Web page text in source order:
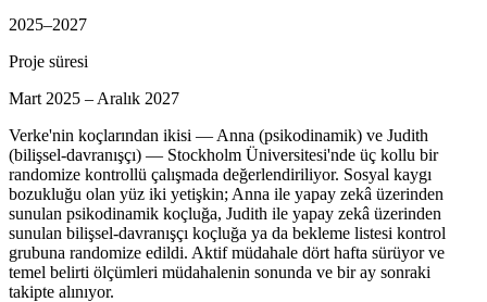
2025–2027
Proje süresi
Mart 2025 – Aralık 2027
Verke'nin koçlarından ikisi — Anna (psikodinamik) ve Judith
(bilişsel-davranışçı) — Stockholm Üniversitesi'nde üç kollu bir
randomize kontrollü çalışmada değerlendiriliyor. Sosyal kaygı
bozukluğu olan yüz iki yetişkin; Anna ile yapay zekâ üzerinden
sunulan psikodinamik koçluğa, Judith ile yapay zekâ üzerinden
sunulan bilişsel-davranışçı koçluğa ya da bekleme listesi kontrol
grubuna randomize edildi. Aktif müdahale dört hafta sürüyor ve
temel belirti ölçümleri müdahalenin sonunda ve bir ay sonraki
takipte alınıyor.